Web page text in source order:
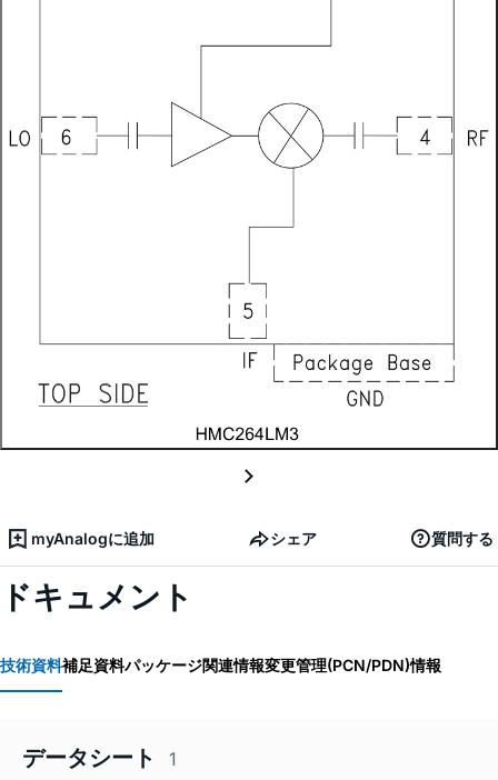
myAnalogに追加 シェア 質問する
ドキュメント
技術資料補足資料パッケージ関連情報変更管理(PCN/PDN)情報
データシート 1